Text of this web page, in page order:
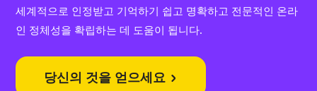
세계적으로 인정받고 기억하기 쉽고 명확하고 전문적인 온라
인 정체성을 확립하는 데 도움이 됩니다.
당신의 것을 얻으세요